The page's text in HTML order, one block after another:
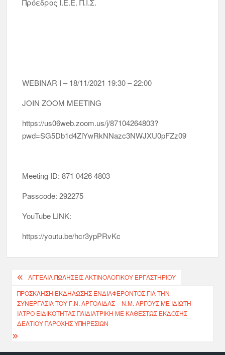
Πρόεδρος Ι.Ε.Ε. Π.Ι.Σ.
WEBINAR I – 18/11/2021 19:30 – 22:00
JOIN ZOOM MEETING
https://us06web.zoom.us/j/87104264803?
pwd=SG5Db1d4ZlYwRkNNazc3NWJXU0pFZz09
Meeting ID: 871 0426 4803
Passcode: 292275
YouTube LINK:
https://youtu.be/hcr3ypPRvKc
ΑΓΓΕΛΊΑ ΠΏΛΗΣΕΙΣ ΑΚΤΙΝΟΛΟΓΙΚΟΥ ΕΡΓΑΣΤΗΡΙΟΥ
ΠΡΟΣΚΛΗΣΗ ΕΚΔΗΛΩΣΗΣ ΕΝΔΙΑΦΕΡΟΝΤΟΣ ΓΙΑ ΤΗΝ
ΣΥΝΕΡΓΑΣΙΑ ΤΟΥ Γ.Ν. ΑΡΓΟΛΙΔΑΣ – Ν.Μ. ΑΡΓΟΥΣ ΜΕ ΙΔΙΩΤΗ
ΙΑΤΡΟ ΕΙΔΙΚΟΤΗΤΑΣ ΠΑΙΔΙΑΤΡΙΚΗ ΜΕ ΚΑΘΕΣΤΩΣ ΕΚΔΟΣΗΣ
ΔΕΛΤΙΟΥ ΠΑΡΟΧΗΣ ΥΠΗΡΕΣΙΩΝ